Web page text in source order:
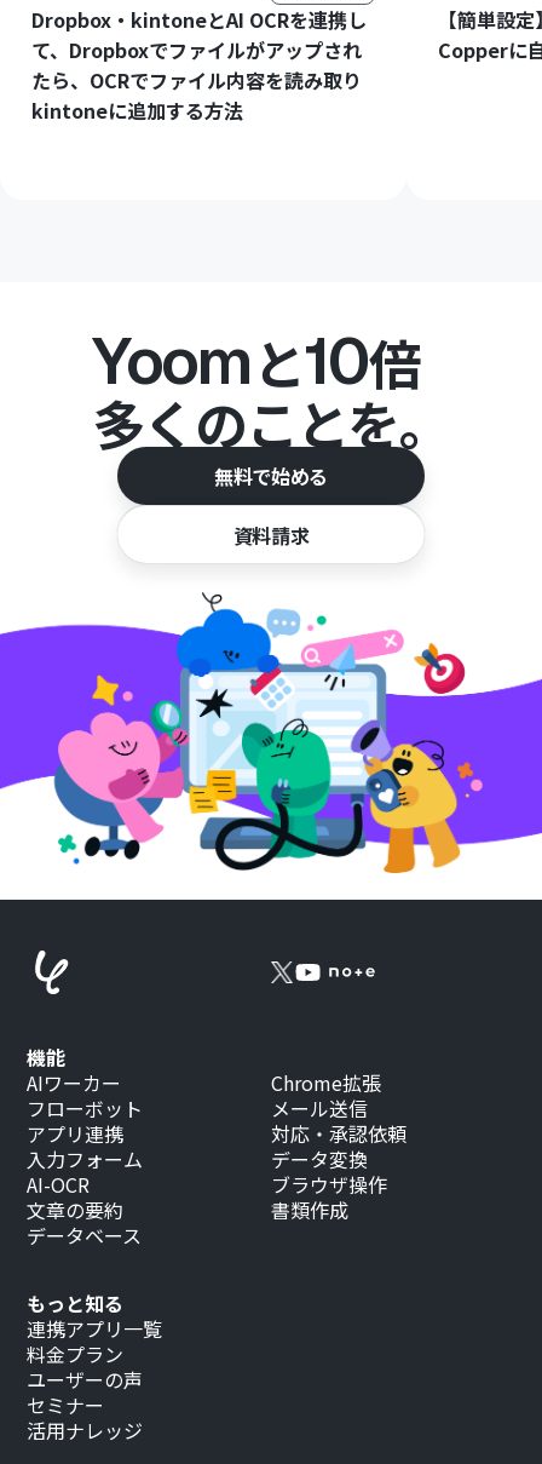
Dropbox・kintoneとAI OCRを連携し
て、Dropboxでファイルがアップされ
たら、OCRでファイル内容を読み取り
kintoneに追加する方法
【簡単設
Copperに
Yoomと10倍
多くのことを。
無料で始める
資料請求
もっと知る
連携アプリ一覧
料金プラン
ユーザーの声
セミナー
活用ナレッジ
機能
AIワーカー
フローボット
アプリ連携
入力フォーム
AI-OCR
文章の要約
データベース
Chrome拡張
メール送信
対応・承認依頼
データ変換
ブラウザ操作
書類作成